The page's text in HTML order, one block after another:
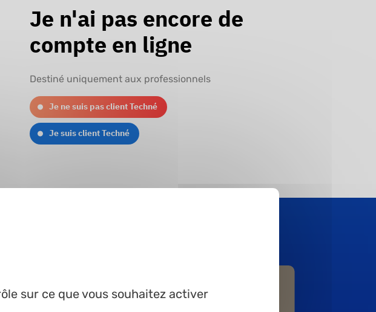
Je n'ai pas encore de
compte en ligne
Destiné uniquement aux professionnels
Je ne suis pas client Techné
Je suis client Techné
sur ce que vous souhaitez activer